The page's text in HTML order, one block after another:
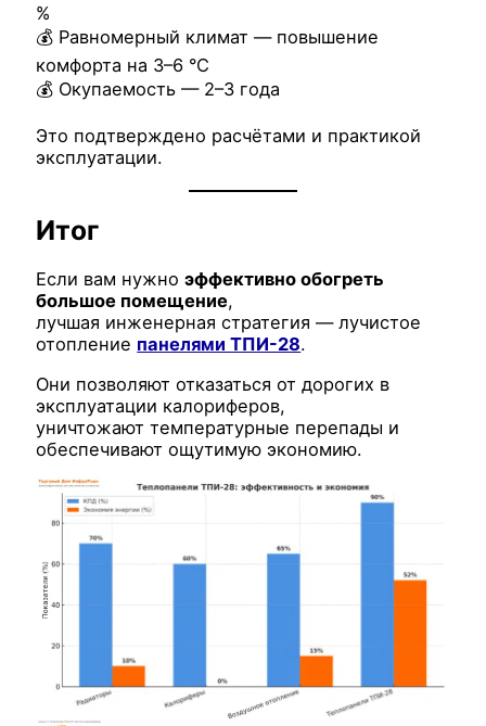
%
💰 Равномерный климат — повышение
комфорта на 3–6 °C
💰 Окупаемость — 2–3 года
Это подтверждено расчётами и практикой
эксплуатации.
Итог
Если вам нужноэффективно обогреть
большое помещение,
лучшая инженерная стратегия — лучистое
отопление панелями ТПИ-28.
Они позволяют отказаться от дорогих в
эксплуатации калориферов,
уничтожают температурные перепады и
обеспечивают ощутимую экономию.